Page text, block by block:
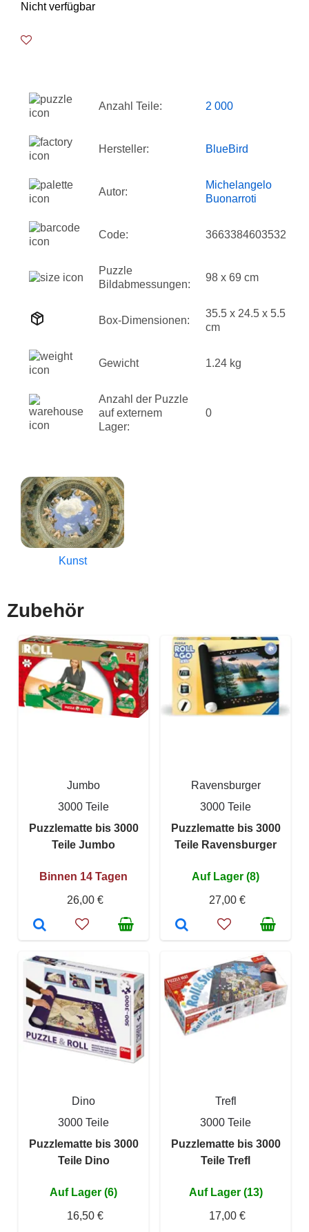
Nicht verfügbar
Anzahl Teile: 2 000
Hersteller: BlueBird
Autor:
Michelangelo
Buonarroti
Code: 3663384603532
Puzzle
Bildabmessungen:
98 x 69 cm
Box-Dimensionen:
35.5 x 24.5 x 5.5
cm
Gewicht 1.24 kg
Anzahl der Puzzle
auf externem
Lager:
0
Kunst
Zubehör
Jumbo
3000 Teile
Puzzlematte bis 3000
Teile Jumbo
Binnen 14 Tagen
26,00 €
Ravensburger
3000 Teile
Puzzlematte bis 3000
Teile Ravensburger
Auf Lager (8)
27,00 €
Dino
3000 Teile
Puzzlematte bis 3000
Teile Dino
Auf Lager (6)
16,50 €
Trefl
3000 Teile
Puzzlematte bis 3000
Teile Trefl
Auf Lager (13)
17,00 €